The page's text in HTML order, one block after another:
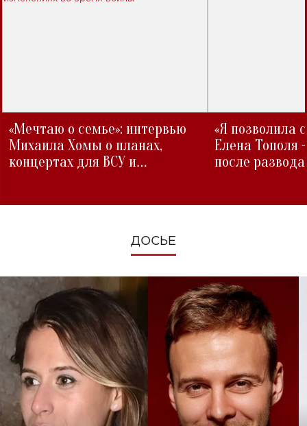
«Мечтаю о семье»: интервью
Михаила Хомы о планах,
концертах для ВСУ и
«Я позволила
Елена Тополя
после развода
ДОСЬЕ